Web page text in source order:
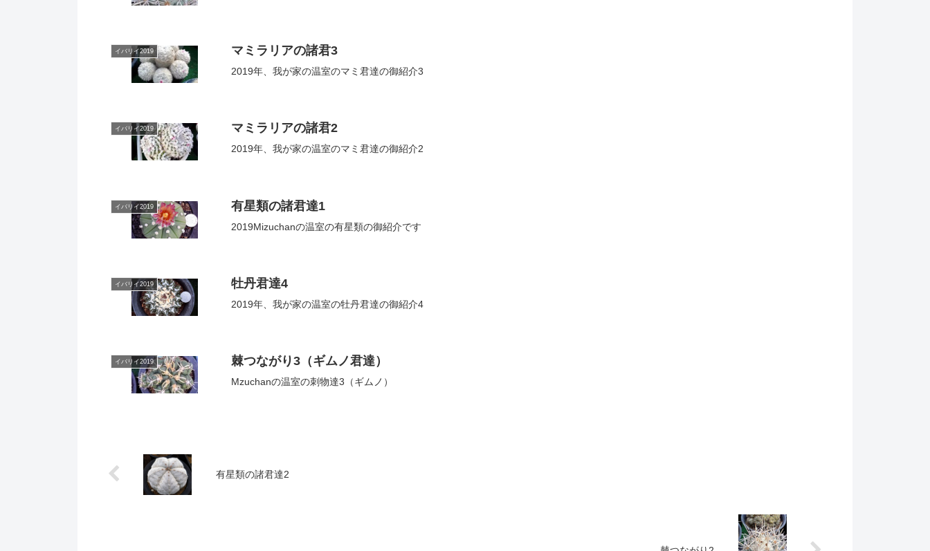
イバリイ2019 マミラリアの諸君3
2019年、我が家の温室のマミ君達の御紹介3
イバリイ2019 マミラリアの諸君2
2019年、我が家の温室のマミ君達の御紹介2
イバリイ2019 有星類の諸君達1
2019Mizuchanの温室の有星類の御紹介です
イバリイ2019 牡丹君達4
2019年、我が家の温室の牡丹君達の御紹介4
イバリイ2019 棘つながり3（ギムノ君達）
Mzuchanの温室の刺物達3（ギムノ）
有星類の諸君達2